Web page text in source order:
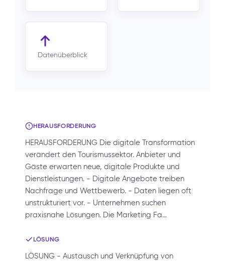
Datenüberblick
HERAUSFORDERUNG
HERAUSFORDERUNG Die digitale Transformation
verändert den Tourismussektor. Anbieter und
Gäste erwarten neue, digitale Produkte und
Dienstleistungen. - Digitale Angebote treiben
Nachfrage und Wettbewerb. - Daten liegen oft
unstrukturiert vor. - Unternehmen suchen
praxisnahe Lösungen. Die Marketing Fa…
LÖSUNG
LÖSUNG - Austausch und Verknüpfung von